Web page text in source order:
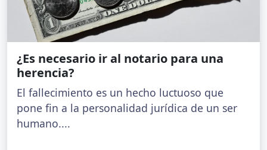
¿Es necesario ir al notario para una
herencia?
El fallecimiento es un hecho luctuoso que
pone fin a la personalidad jurídica de un ser
humano....